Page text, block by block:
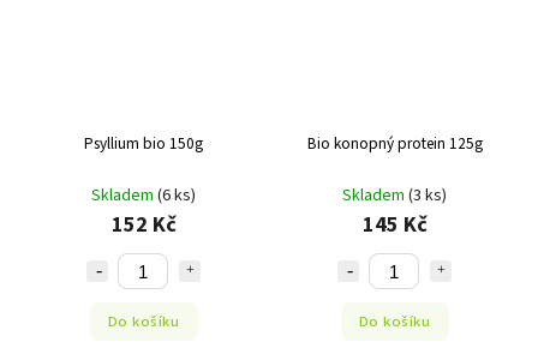
Psyllium bio 150g
Skladem (6 ks)
152 Kč
Do košíku
Bio konopný protein 125g
Skladem (3 ks)
145 Kč
Do košíku